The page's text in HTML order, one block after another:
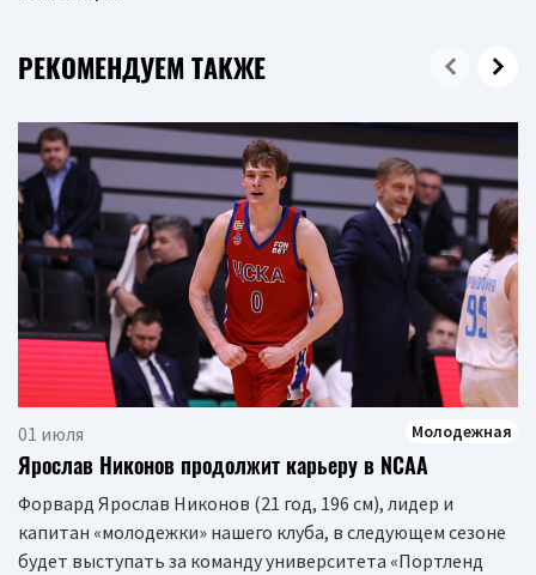
РЕКОМЕНДУЕМ ТАКЖЕ
01 июля Молодежная
Ярослав Никонов продолжит карьеру в NCAA
Форвард Ярослав Никонов (21 год, 196 см), лидер и
капитан «молодежки» нашего клуба, в следующем сезоне
будет выступать за команду университета «Портленд